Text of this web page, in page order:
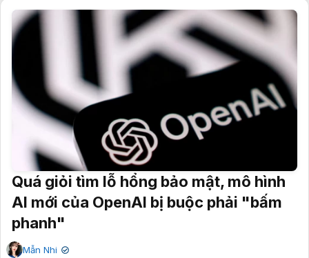
Quá giỏi tìm lỗ hổng bảo mật, mô hình
AI mới của OpenAI bị buộc phải "bấm
phanh"
Mẫn Nhi ✔